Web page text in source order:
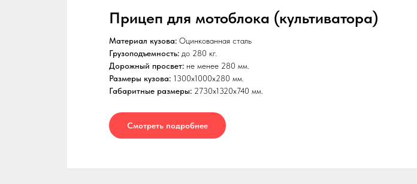
Прицеп для мотоблока (культиватора)
Материал кузова: Оцинкованная сталь
Грузоподъемность: до 280 кг.
Дорожный просвет: не менее 280 мм.
Размеры кузова: 1300x1000x280 мм.
Габаритные размеры: 2730x1320x740 мм.
Смотреть подробнее